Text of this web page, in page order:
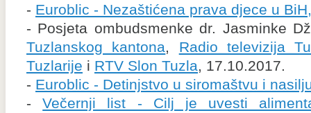
- Euroblic - Nezaštićena prava djece u
- Posjeta ombudsmenke dr. Jasminke
Tuzlanskog kantona, Radio televizija
Tuzlarije i RTV Slon Tuzla, 17.10.2017.
- Euroblic - Detinjstvo u siromaštvu i
-Večernji list - Cilj je uvesti